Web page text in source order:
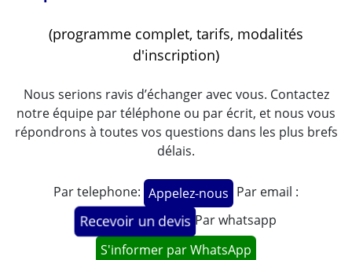
(programme complet, tarifs, modalités
d'inscription)
Nous serions ravis d’échanger avec vous. Contactez
notre équipe par téléphone ou par écrit, et nous vous
répondrons à toutes vos questions dans les plus brefs
délais.
Par telephone: Appelez-nous Par email :
Recevoir un devis Par whatsapp
S'informer par WhatsApp